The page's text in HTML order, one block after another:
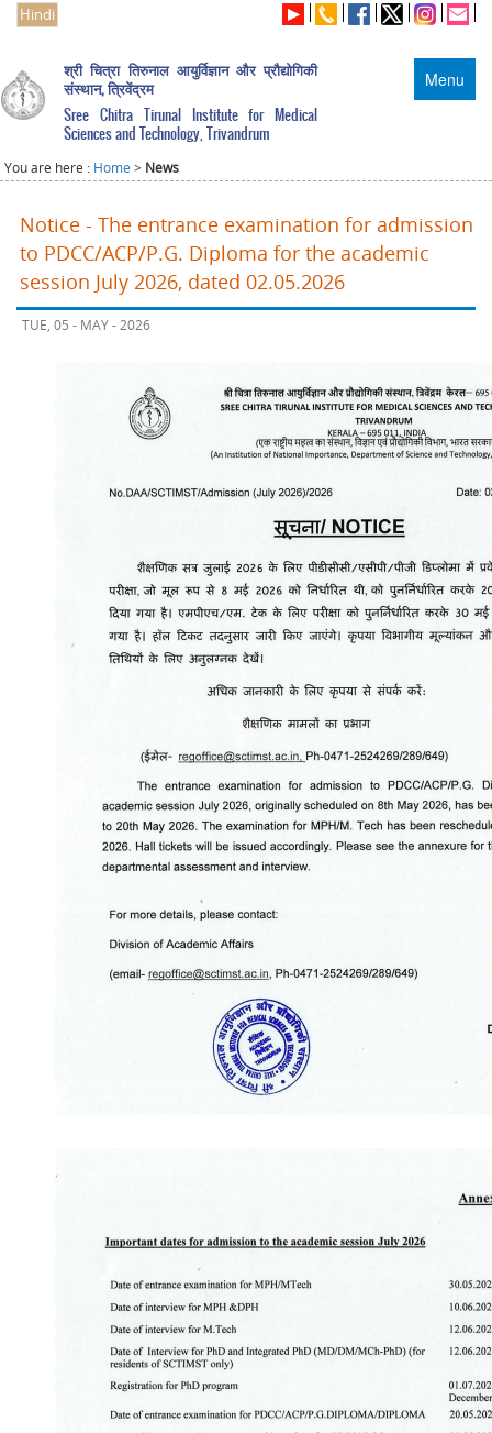
Hindi
Menu
श्री चित्रा तिरुनाल आयुर्विज्ञान और प्रौद्योगिकी
संस्थान, त्रिवेंद्रम
Sree Chitra Tirunal Institute for Medical
Sciences and Technology, Trivandrum
You are here : Home > News
Notice - The entrance examination for admission
to PDCC/ACP/P.G. Diploma for the academic
session July 2026, dated 02.05.2026
TUE, 05 - MAY - 2026